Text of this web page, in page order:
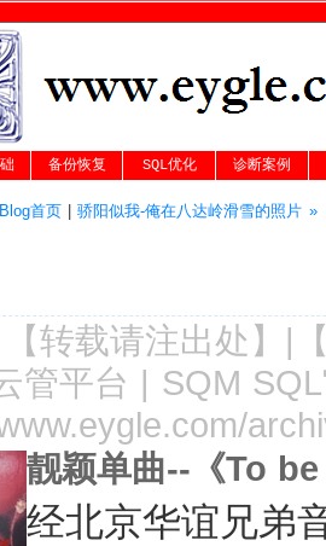
备份恢复 SQL优化 诊断案例
Blog首页|骄阳似我-俺在八达岭滑雪的照片 »
【转载请注出处 】|
管平台 | SQM
靓颖单曲--《To
经北京华谊兄弟